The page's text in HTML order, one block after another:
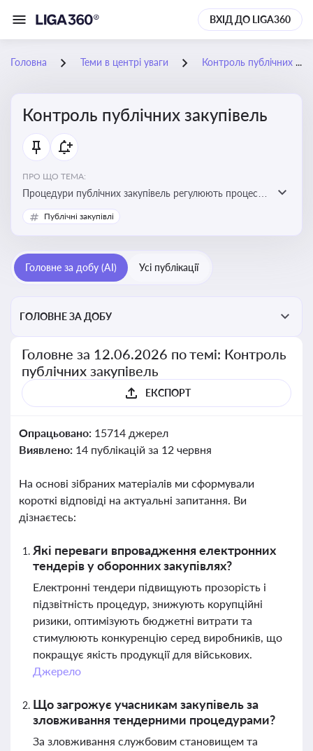
ВХІД ДО LIGA360
Головна Теми в центрі уваги Контроль публічних закупівель
Контроль публічних закупівель
ПРО ЩО ТЕМА:
Процедури публічних закупівель регулюють процес
придбання товарів, робіт і послуг державними
органами та підприємствами. Розуміння цих
юристам і бухгалтерам — забезпечити відповідність
законодавству
Публічні закупівлі
Головне за добу (AI) Усі публікації
ГОЛОВНЕ ЗА ДОБУ
Головне за 12.06.2026 по темі: Контроль
публічних закупівель
ЕКСПОРТ
Опрацьовано: 15714 джерел
Виявлено: 14 публікацій за 12 червня
На основі зібраних матеріалів ми сформували
короткі відповіді на актуальні запитання. Ви
дізнаєтесь:
Які переваги впровадження електронних
тендерів у оборонних закупівлях?
Електронні тендери підвищують прозорість і
підзвітність процедур, знижують корупційні
ризики, оптимізують бюджетні витрати та
стимулюють конкуренцію серед виробників, що
покращує якість продукції для військових.
Джерело
Що загрожує учасникам закупівель за
зловживання тендерними процедурами?
За зловживання службовим становищем та